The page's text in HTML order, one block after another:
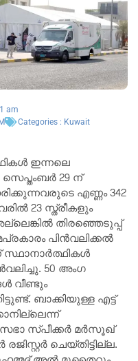
am
Categories : Kuwait
ഇന്നലെ
സെപ്തംബർ 29 ന്
എണ്ണം 342
23 സ്ത്രീകളും
തിരഞ്ഞെടുപ്പ്
പിൻവലിക്കൽ
50 അംഗ
വീണ്ടും
ബാക്കിയുള്ള എട്ട്
സ്പീക്കർ മർസൂഖ്
ചെയ്തിട്ടില്ല.